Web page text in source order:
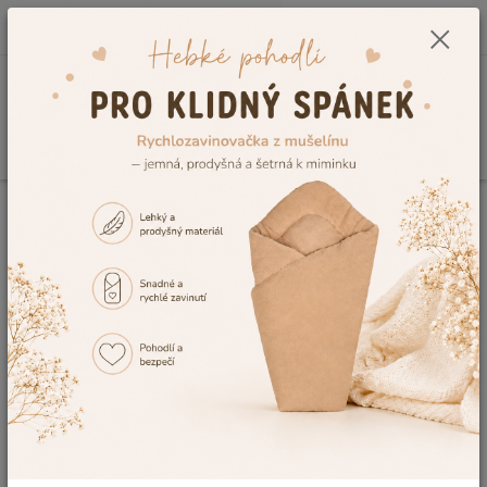
0,00 Kč
Vše do postýlky Dětské spací pytle
Dětské spací pytle a spací vaky
pro děti
Vyrostlo už Vaše miminko z klasické zavinovačky, ale i přesto
byste mu chtěli dodat ten známý pocit bezpečí? Pak vybírejte z
naší nabídky pohodlné
dětské spací pytlez příjemných
materiálu. Nabízíme
dětské spací vaky
na léto i na zimu a jelikož
se jedná o náš vlastní - český výrobek, ručíme za jeho maximální
kvalitu! Také u tohoto zboží se z Vás navíc může stát designér.